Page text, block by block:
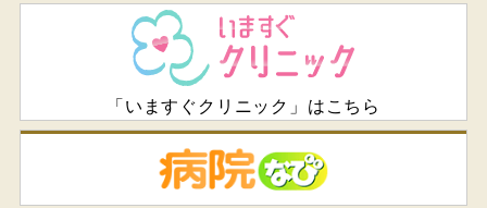
「いますぐクリニック」はこちら